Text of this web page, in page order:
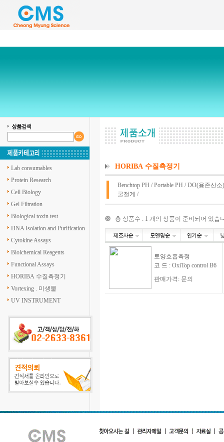
Lab consumables
Protein Research
Cell Biology
Gel Filtration
Biological toxin test
DNA Isolation and Purification
Cytokine Assays
Biolchemical Reagents
Functional Assays
HORIBA 수질측정기
Vortexing . 미생물
UV INSTRUMENT
HORIBA 수질측정기
Benchtop PH /Portable PH /DO(용존산소)
굴절계 /
총 상품수 : 1 개의 상품이 준비되어 있습
토양호흡측정
코 드 : OxiTop control B6
판매가격: 문의